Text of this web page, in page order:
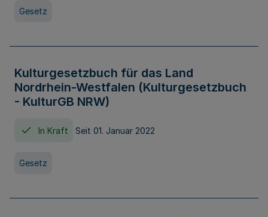
Gesetz
Kulturgesetzbuch für das Land
Nordrhein-Westfalen (Kulturgesetzbuch
- KulturGB NRW)
In Kraft Seit 01. Januar 2022
Gesetz